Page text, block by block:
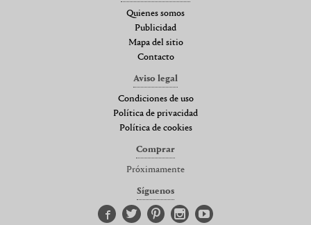
Quienes somos
Publicidad
Mapa del sitio
Contacto
Aviso legal
Condiciones de uso
Política de privacidad
Política de cookies
Comprar
Próximamente
Síguenos